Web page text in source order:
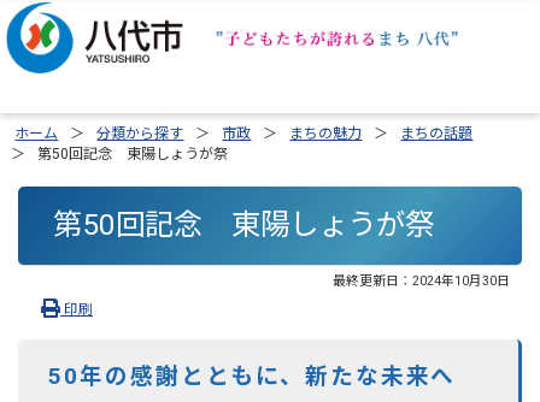
ホーム 分類から探す 市政 まちの魅力
まちの話題
第50回記念 東陽しょうが祭
第50回記念 東陽しょうが祭
最終更新日： 2024年10月30日
印刷
50年の感謝とともに、新たな未来へ